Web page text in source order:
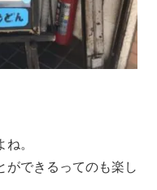
。
ができるってのも楽し